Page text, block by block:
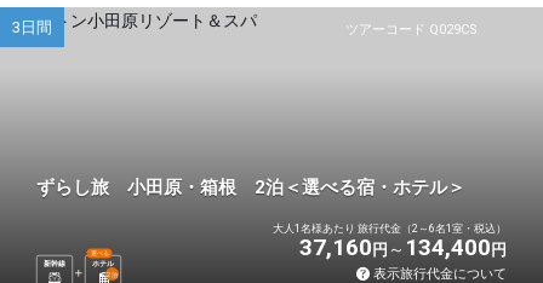
ツアーコード Q029CS
3日間
ずらし旅 小田原・箱根 2泊＜選べる宿・ホテル＞
新幹線 ホテル
選べる
2泊
大人1名様あたり 旅行代金（2～6名1室・税込）
37,160 円 134,400 円
表示旅行代金について